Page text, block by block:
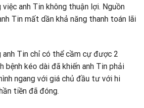
việc anh Tin không thuận lợi. Nguồn
Tin mất dần khả năng thanh toán lãi
anh Tin chỉ có thể cầm cự được 2
bệnh kéo dài đã khiến anh Tin phải
ngang với giá chủ đầu tư với hi
tiền đã đóng.